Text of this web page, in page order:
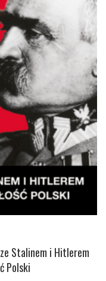
Stalinem i Hitlerem
Polski